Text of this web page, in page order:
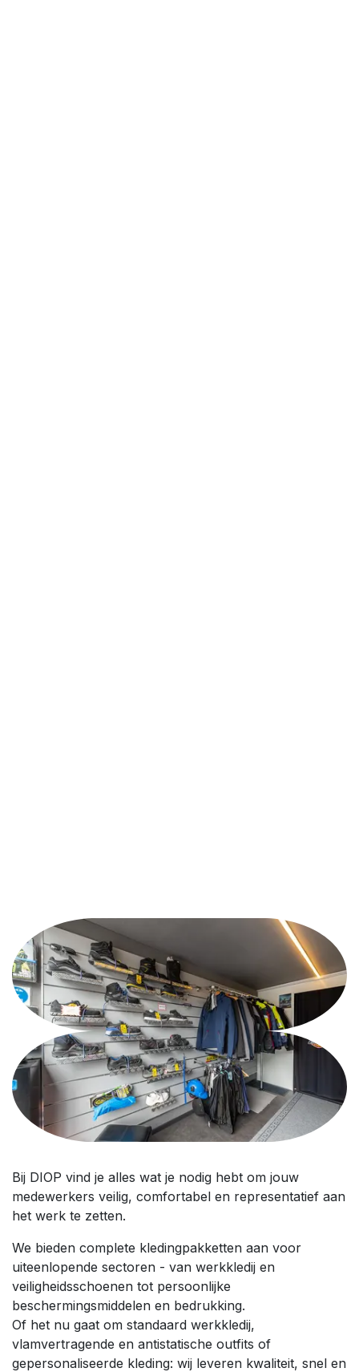
Bij DIOP vind je alles wat je nodig hebt om jouw
medewerkers veilig, comfortabel en representatief aan
het werk te zetten.
We bieden complete kledingpakketten aan voor
uiteenlopende sectoren - van werkkledij en
veiligheidsschoenen tot persoonlijke
beschermingsmiddelen en bedrukking.
Of het nu gaat om standaard werkkledij,
vlamvertragende en antistatische outfits of
gepersonaliseerde kleding: wij leveren kwaliteit, snel en